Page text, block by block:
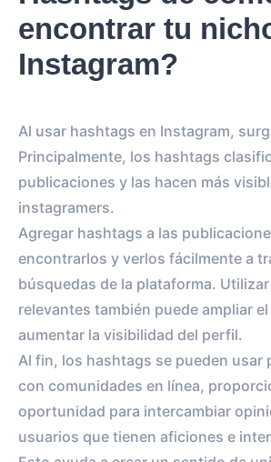
encontrar tu
Instagram?
Al usar hashtags en Instagram,
Principalmente, los hashtags
publicaciones y las hacen más
instagramers.
Agregar hashtags a las
encontrarlos y verlos fácilmente a
búsquedas de la plataforma.
relevantes también puede ampliar
aumentar la visibilidad del perfil.
Al fin, los hashtags se pueden usar
con comunidades en línea,
oportunidad para intercambiar
usuarios que tienen aficiones e